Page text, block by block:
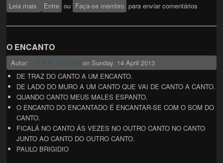
Leia mais sobre Minha linda garota
Entre ou Faça-se membro para enviar comentários
O ENCANTO
Autor: PAULO BRIGIDIO on Sunday, 14 April 2013
DE TRAZ DO CANTO A UM ENCANTO.
DE LADO DO MURO A UM CANTO QUE VAI DE CANTO A CANTO.
QUANDO CANTO MEUS MALES ESPANTO.
O ENCANTO DO ENCANTADO É ENCANTAR-SE COM O SOM DO
CANTO.
FICALÁ NO CANTO ÁS VEZES NO OUTRO CANTO NO CANTO
JUNTO AO CANTO DO OUTRO CANTO.
PAULO BRIGIDIO